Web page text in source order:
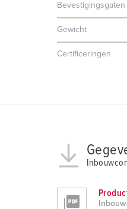
Bevestigingsgaten
Gewicht
Certificeringen